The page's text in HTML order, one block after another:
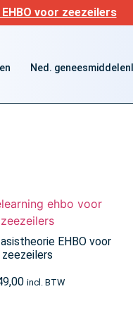
voor zeezeilers
Ned.
EHBO voor
zeezeilers
incl. BTW